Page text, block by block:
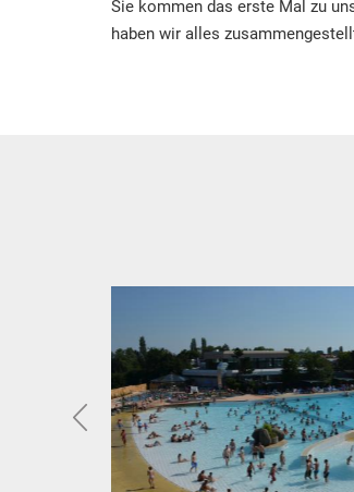
Sie kommen das erste Mal zu
haben wir alles